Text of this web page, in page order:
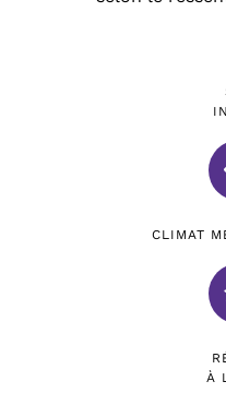
CLIMAT
À